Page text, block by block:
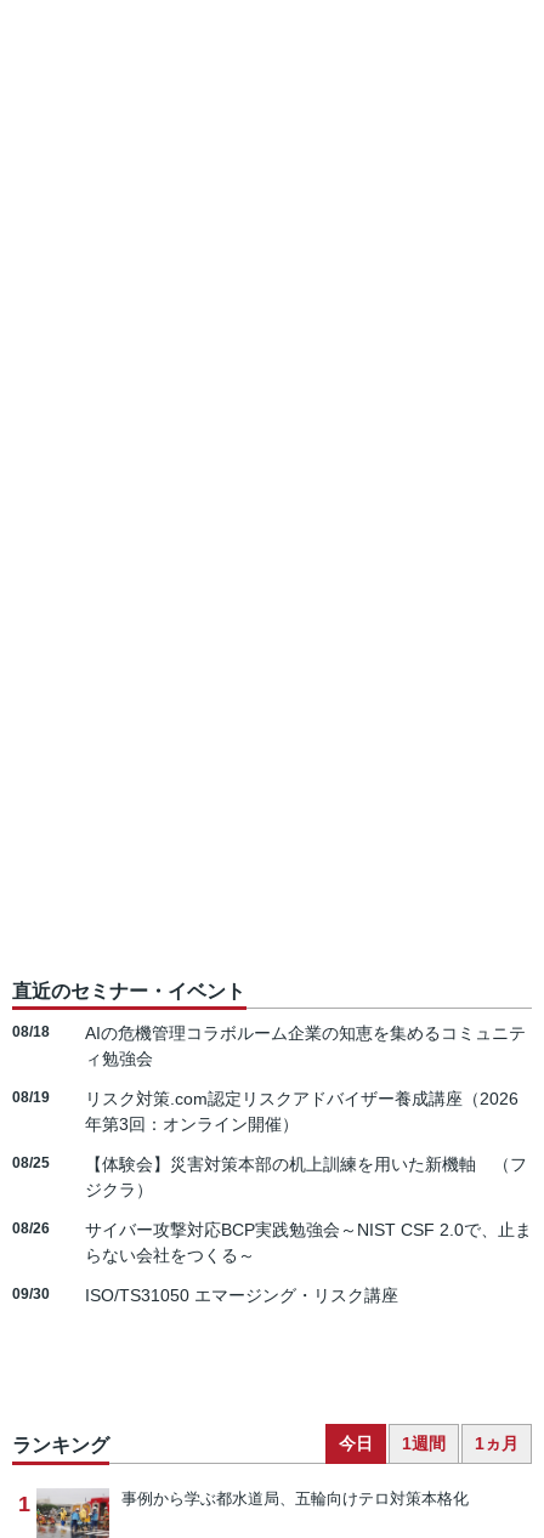
直近のセミナー・イベント
08/18
AIの危機管理コラボルーム企業の知恵を集めるコミュニテ
ィ勉強会
08/19
リスク対策.com認定リスクアドバイザー養成講座（2026
年第3回：オンライン開催）
08/25
【体験会】災害対策本部の机上訓練を用いた新機軸 （フ
ジクラ）
08/26
サイバー攻撃対応BCP実践勉強会～NIST CSF 2.0で、止ま
らない会社をつくる～
09/30 ISO/TS31050 エマージング・リスク講座
ランキング 今日 1週間 1ヵ月
1 事例から学ぶ都水道局、五輪向けテロ対策本格化